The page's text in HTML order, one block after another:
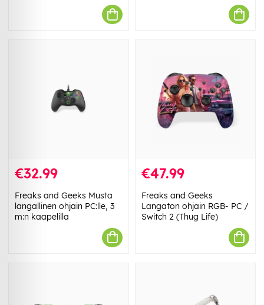
€32.99
Freaks and Geeks Musta
langallinen ohjain PC:lle, 3
m:n kaapelilla
€47.99
Freaks and Geeks
Langaton ohjain RGB- PC /
Switch 2 (Thug Life)